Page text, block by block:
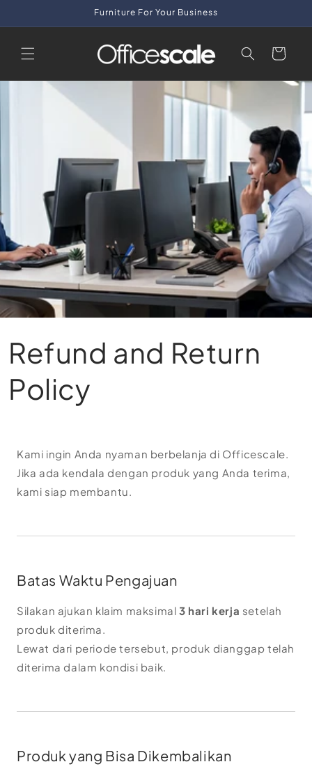
Furniture For Your Business
Cart
Refund and Return
Policy
Kami ingin Anda nyaman berbelanja di Officescale.
Jika ada kendala dengan produk yang Anda terima,
kami siap membantu.
Batas Waktu Pengajuan
Silakan ajukan klaim maksimal 3 hari kerja setelah
produk diterima.
Lewat dari periode tersebut, produk dianggap telah
diterima dalam kondisi baik.
Produk yang Bisa Dikembalikan